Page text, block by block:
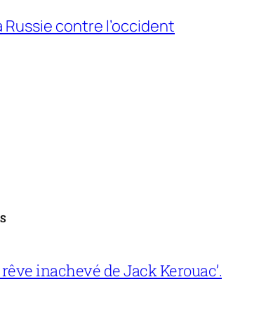
contre l’occident
inachevé de Jack Kerouac’.